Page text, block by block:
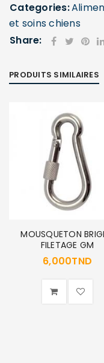
Categories:
et soins chiens
Share:
PRODUITS SIMILAIRES
MOUSQUETON
FILETAGE GM
6,000TND